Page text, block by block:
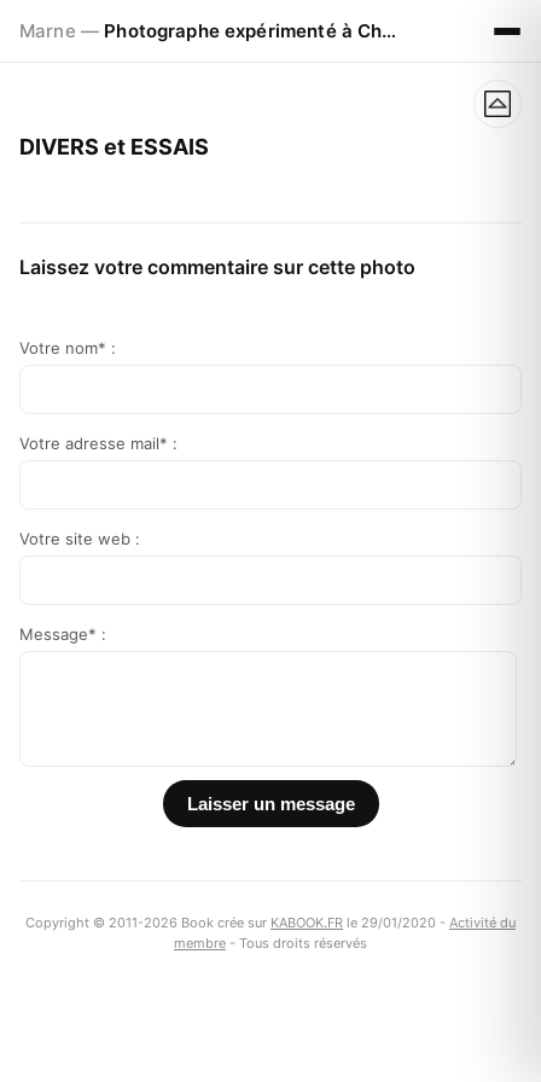
Marne — Photographe expérimenté à Chalons en Champagne
DIVERS et ESSAIS
Laissez votre commentaire sur cette photo
Votre nom* :
Votre adresse mail* :
Votre site web :
Message* :
Copyright © 2011-2026 Book crée sur KABOOK.FR le 29/01/2020 - Activité du
membre - Tous droits réservés